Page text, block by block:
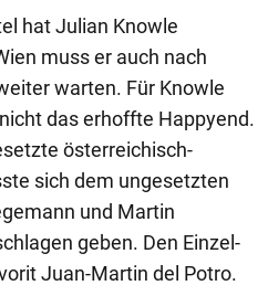
hat Julian Knowle
muss er auch nach
warten. Für Knowle
das erhoffte Happyend.
österreichisch-
sich dem ungesetzten
und Martin
geben. Den Einzel-
Juan-Martin del Potro.